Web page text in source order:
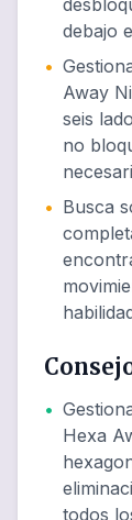
debajo
•
Away
seis
no
• Busca
•
Hexa
todos